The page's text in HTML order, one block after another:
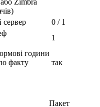
0 / 1
1
години
факту
так
Пакет